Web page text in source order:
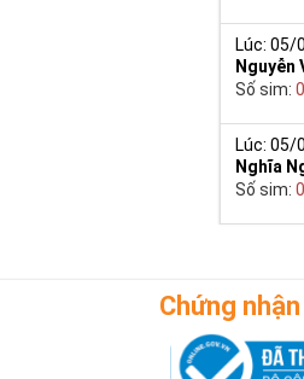
Lúc: 05/
Nguyễn
Số sim:
Lúc: 05/
Nghĩa
Số sim:
Chứng nhận